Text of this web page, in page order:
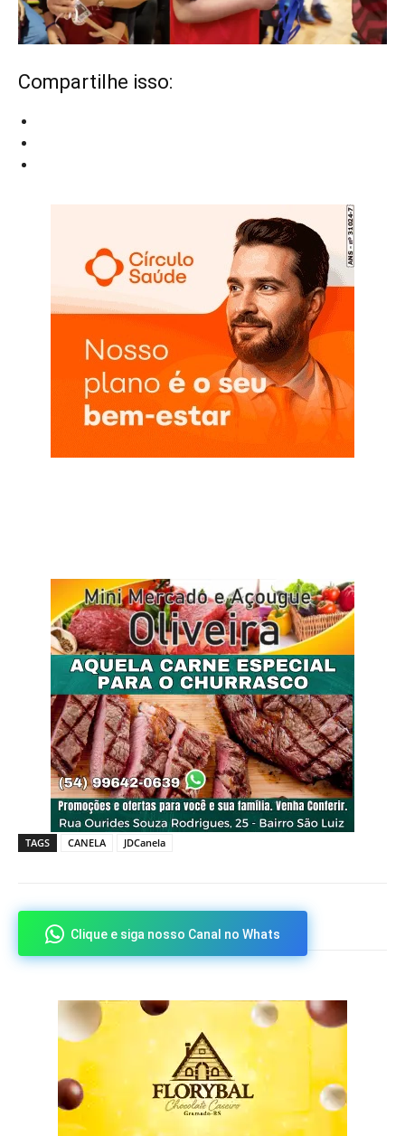
Compartilhe isso:
TAGS CANELA JDCanela
Clique e siga nosso Canal no Whats